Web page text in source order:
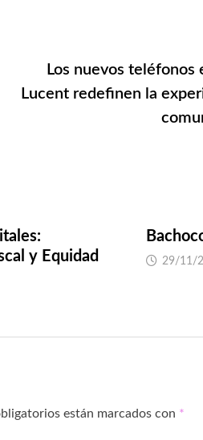
Los nuevos
Lucent redefinen la
y Equidad
29/11/
están marcados con *